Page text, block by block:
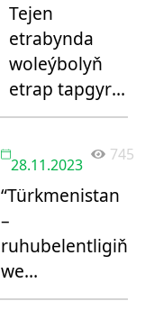
Tejen
etrabynda
woleýbolyň
etrap tapgyry
tamamlandy
28.11.2023
745
“Türkmenistan
–
ruhubelentligiň
we
sagdynlygyň